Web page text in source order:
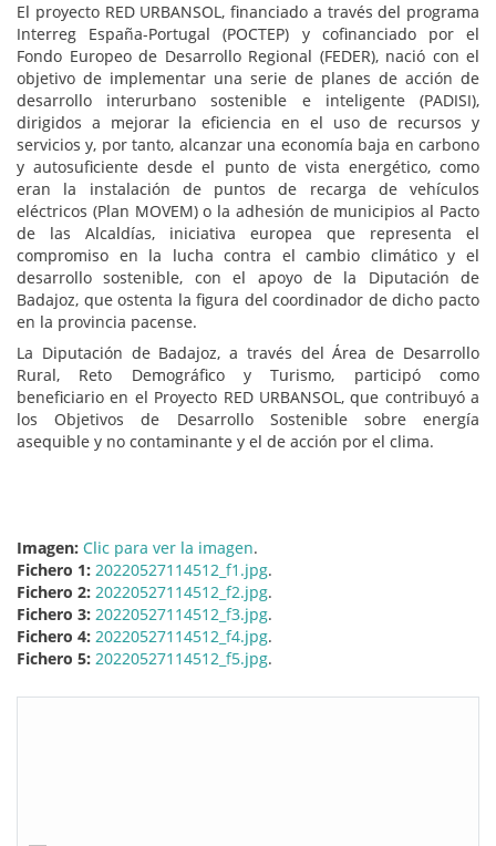
El proyecto RED URBANSOL, financiado a través del programa
Interreg España-Portugal (POCTEP) y cofinanciado por el
Fondo Europeo de Desarrollo Regional (FEDER), nació con el
objetivo de implementar una serie de planes de acción de
desarrollo interurbano sostenible e inteligente (PADISI),
dirigidos a mejorar la eficiencia en el uso de recursos y
servicios y, por tanto, alcanzar una economía baja en carbono
y autosuficiente desde el punto de vista energético, como
eran la instalación de puntos de recarga de vehículos
eléctricos (Plan MOVEM) o la adhesión de municipios al Pacto
de las Alcaldías, iniciativa europea que representa el
compromiso en la lucha contra el cambio climático y el
desarrollo sostenible, con el apoyo de la Diputación de
Badajoz, que ostenta la figura del coordinador de dicho pacto
en la provincia pacense.
La Diputación de Badajoz, a través del Área de Desarrollo
Rural, Reto Demográfico y Turismo, participó como
beneficiario en el Proyecto RED URBANSOL, que contribuyó a
los Objetivos de Desarrollo Sostenible sobre energía
asequible y no contaminante y el de acción por el clima.
Imagen: Clic para ver la imagen.
Fichero 1: 20220527114512_f1.jpg.
Fichero 2: 20220527114512_f2.jpg.
Fichero 3: 20220527114512_f3.jpg.
Fichero 4: 20220527114512_f4.jpg.
Fichero 5: 20220527114512_f5.jpg.